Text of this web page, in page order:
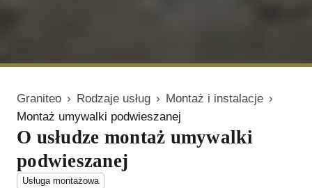
Graniteo › Rodzaje usług › Montaż i instalacje ›
Montaż umywalki podwieszanej
O usłudze montaż umywalki
podwieszanej
Usługa montażowa